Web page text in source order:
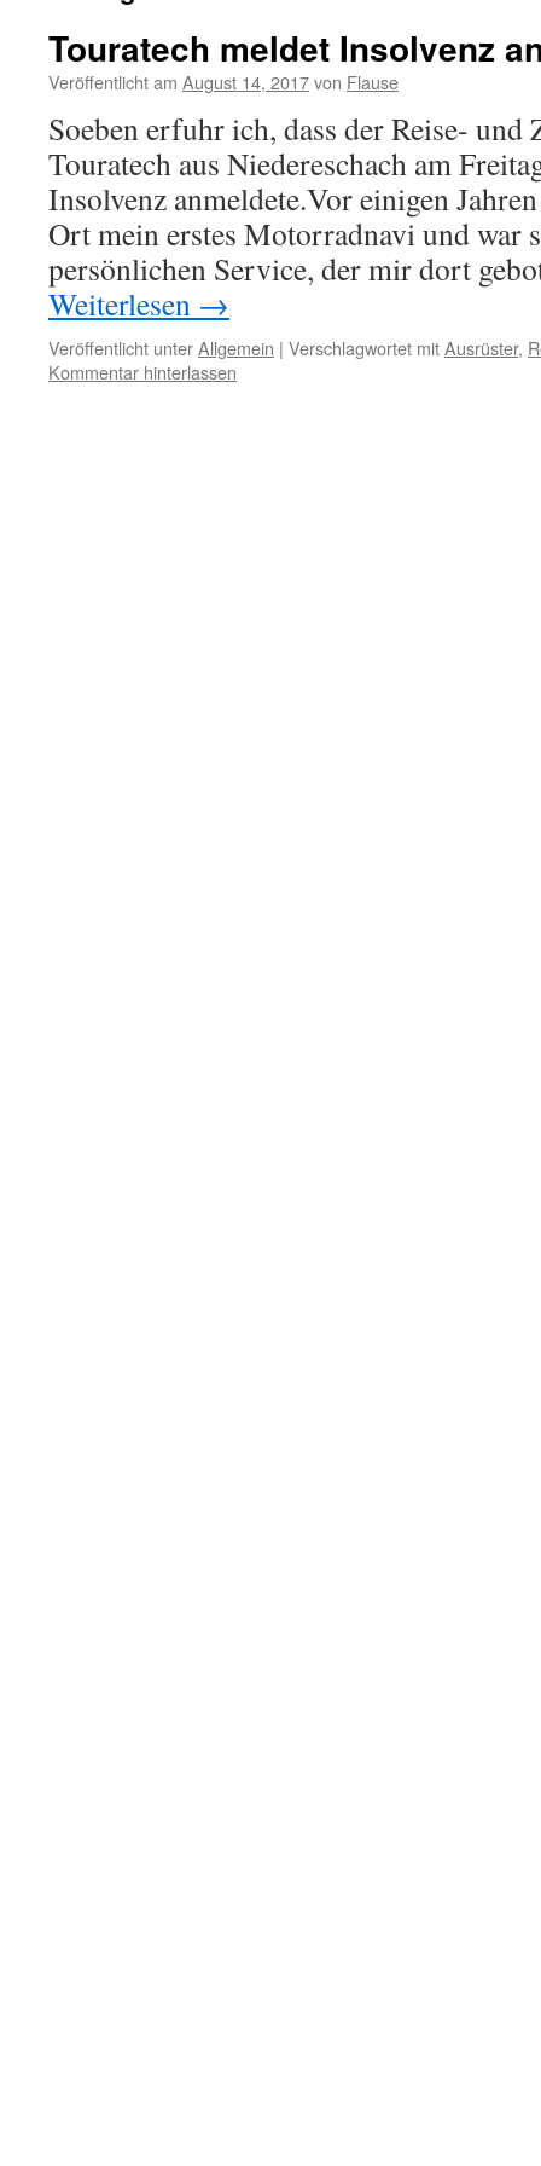
Touratech meldet Insolvenz
Veröffentlicht am August 14, 2017von Flause
Soeben erfuhr ich, dass der Reise- und
Touratech aus Niedereschach am
Insolvenz anmeldete.Vor einigen
Ort mein erstes Motorradnavi und war
persönlichen Service, der mir dort
Weiterlesen →
Veröffentlicht unterAllgemein | Verschlagwortet mitAusrüster,
Kommentar hinterlassen